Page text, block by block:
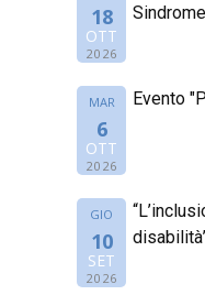
18
OTT
2026
MAR
6
OTT
2026
Evento
GIO
10
SET
2026